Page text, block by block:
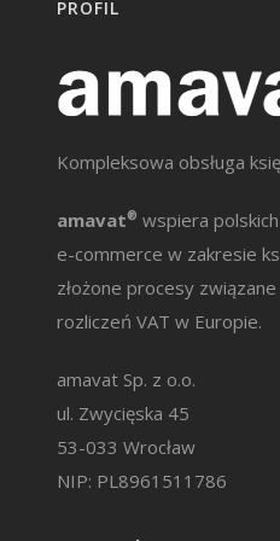
PROFIL
Kompleksowa obsługa
amavat® wspiera
e-commerce w zakresie
złożone procesy
rozliczeń VAT w Europie.
amavat Sp. z o.o.
ul. Zwycięska 45
53-033 Wrocław
NIP: PL8961511786